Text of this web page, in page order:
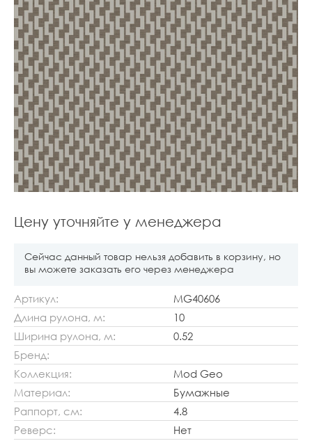
Цену уточняйте у менеджера
Сейчас данный товар нельзя добавить в корзину, но
вы можете заказать его через менеджера
Артикул:
MG40606
Длина рулона, м:
10
Ширина рулона, м:
0.52
Бренд:
Коллекция:
Mod Geo
Материал:
Бумажные
Раппорт, см:
4.8
Реверс:
Нет